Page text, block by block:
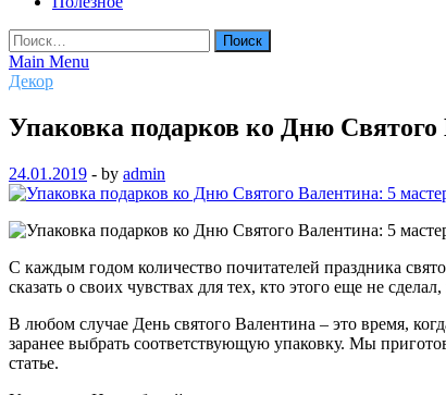
Найти:
Main Menu
Декор
Упаковка подарков ко Дню Святого
24.01.2019 - by admin
С каждым годом количество почитателей праздника
сказать о своих чувствах для тех, кто этого еще не
В любом случае День святого Валентина – это время,
заранее выбрать соответствующую упаковку. Мы
статье.